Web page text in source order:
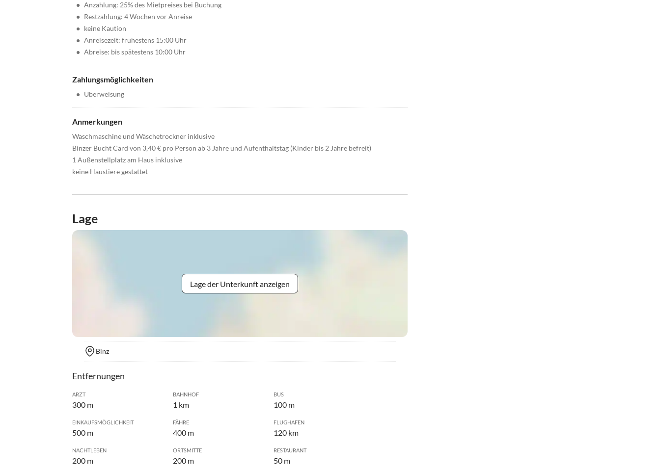
• Anzahlung: 25% des Mietpreises bei Buchung
• Restzahlung: 4 Wochen vor Anreise
• keine Kaution
• Anreisezeit: frühestens 15:00 Uhr
• Abreise: bis spätestens 10:00 Uhr
Zahlungsmöglichkeiten
• Überweisung
Anmerkungen
Waschmaschine und Wäschetrockner inklusive
Binzer Bucht Card von 3,40 € pro Person ab 3 Jahre und Aufenthaltstag (Kinder bis 2 Jahre befreit)
1 Außenstellplatz am Haus inklusive
keine Haustiere gestattet
Lage
Lage der Unterkunft anzeigen
Binz
Entfernungen
ARZT
300 m
BAHNHOF
1 km
BUS
100 m
EINKAUFSMÖGLICHKEIT
500 m
FÄHRE
400 m
FLUGHAFEN
120 km
NACHTLEBEN
200 m
ORTSMITTE
200 m
RESTAURANT
50 m